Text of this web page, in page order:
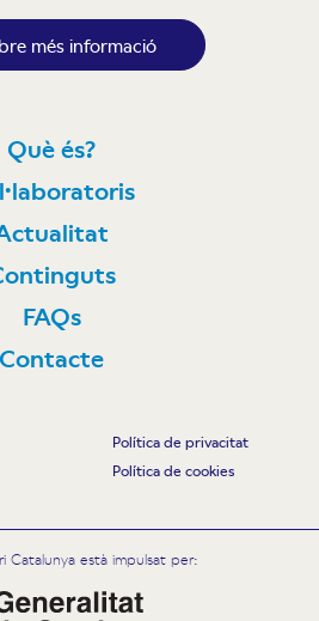
més informació
Què és?
FAQs
Contacte
Política de privacitat
Política de cookies
Catalunya està impulsat per: